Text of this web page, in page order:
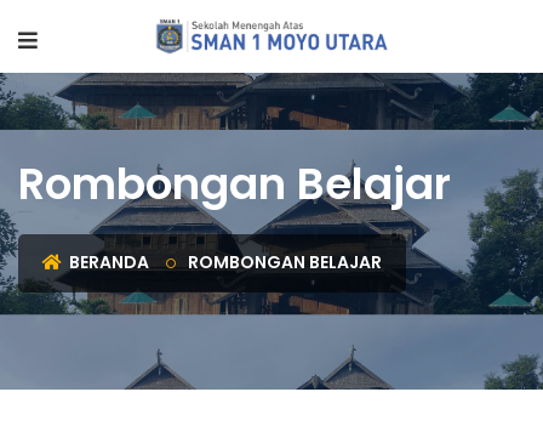
Rombongan Belajar
BERANDA ROMBONGAN BELAJAR